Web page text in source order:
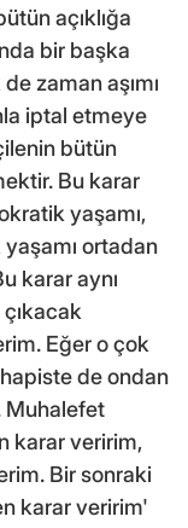
açıklığa
bir başka
zaman aşımı
iptal etmeye
bütün
Bu karar
yaşamı,
ortadan
karar aynı
çıkacak
Eğer o çok
de ondan
Muhalefet
karar veririm,
Bir sonraki
karar veririm'